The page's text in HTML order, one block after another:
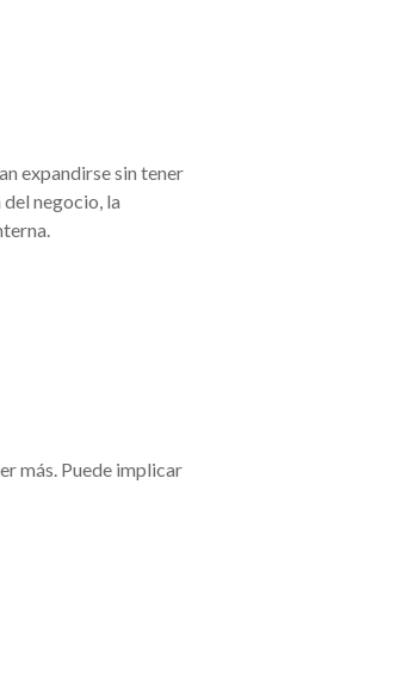
expandirse sin tener
negocio, la
más. Puede implicar